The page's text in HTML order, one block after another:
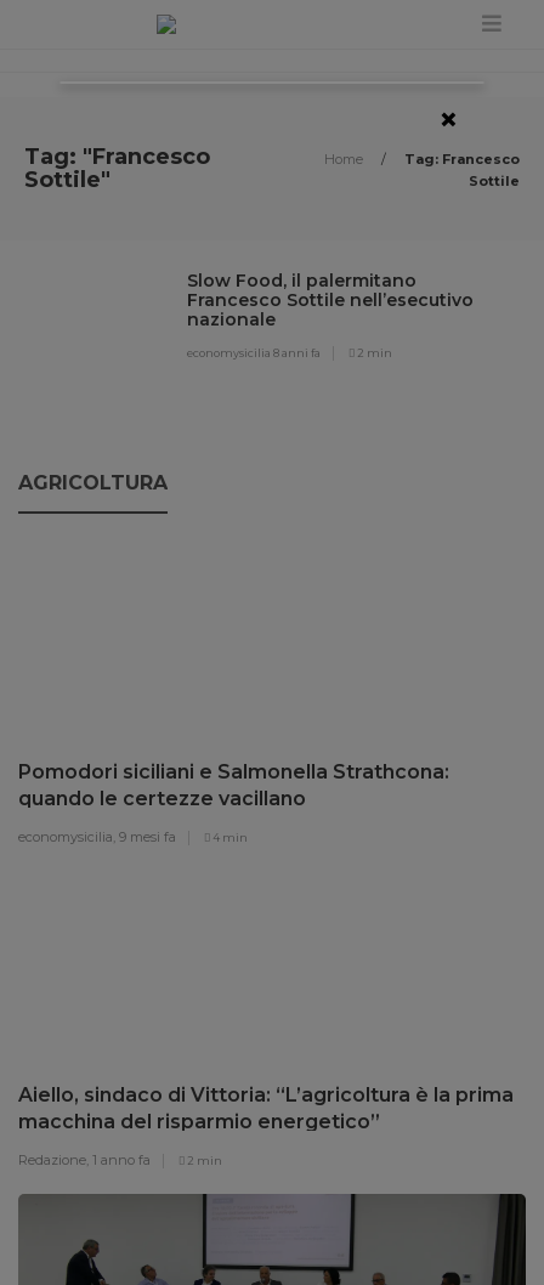
Tag: "Francesco
Sottile"
Home /
Tag: Francesco
Sottile
Slow Food, il palermitano
Francesco Sottile nell’esecutivo
nazionale
economysicilia8 anni fa 2 min
AGRICOLTURA
Pomodori siciliani e Salmonella Strathcona:
quando le certezze vacillano
economysicilia, 9 mesi fa 4 min
Aiello, sindaco di Vittoria: “L’agricoltura è la prima
macchina del risparmio energetico”
Redazione, 1 anno fa 2 min
×